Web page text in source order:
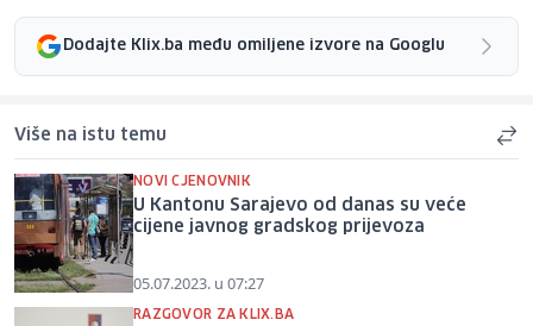
Dodajte Klix.ba među omiljene izvore na Googlu
Više na istu temu
NOVI CJENOVNIK
U Kantonu Sarajevo od danas su veće
cijene javnog gradskog prijevoza
05.07.2023. u 07:27
RAZGOVOR ZA KLIX.BA